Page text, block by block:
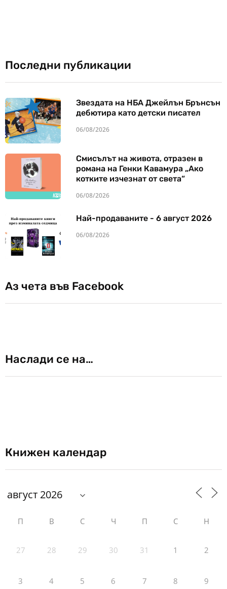
Последни публикации
Звездата на НБА Джейлън Брънсън
дебютира като детски писател
06/08/2026
Смисълът на живота, отразен в
романа на Генки Кавамура „Ако
котките изчезнат от света“
06/08/2026
Най-продаваните - 6 август 2026
06/08/2026
Аз чета във Facebook
Наслади се на…
Книжен календар
П В С Ч П С Н
27 28 29 30 31 1 2
3 4 5 6 7 8 9